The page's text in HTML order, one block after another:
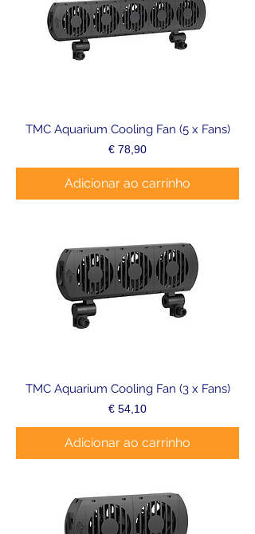
TMC Aquarium Cooling Fan (5 x Fans)
Preço
€ 78,90
Adicionar ao carrinho
TMC Aquarium Cooling Fan (3 x Fans)
Preço
€ 54,10
Adicionar ao carrinho